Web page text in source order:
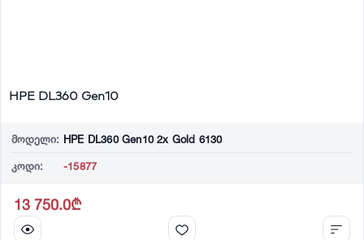
HPE DL360 Gen10
მოდელი: HPE DL360 Gen10 2x Gold 6130
კოდი: -15877
13 750.0₾